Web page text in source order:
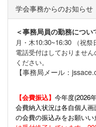
学会事務からのお知らせ
＜事務局員の勤務につい
月・木10:30~16:30 （祝祭
電話受付はしておりませ
ください。
【事務局メール：
【会費振込】 今年度(2026
会費納入状況は各自個人
の会費の振込みをお願いい